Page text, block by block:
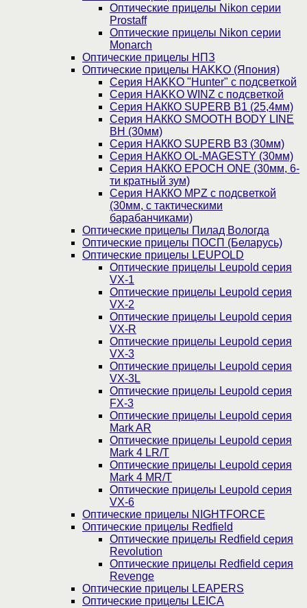
Оптические прицелы Nikon серии
Prostaff
Оптические прицелы Nikon серии
Monarch
Оптические прицелы НПЗ
Оптические прицелы HAKKO (Япония)
Cерия HAKKO "Hunter" с подсветкой
Серия НAKKO WINZ с подсветкой
Серия НАККО SUPERB B1 (25,4мм)
Серия НАККО SMOOTH BODY LINE
BH (30мм)
Серия НАККО SUPERB B3 (30мм)
Серия НАККО OL-MAGESTY (30мм)
Серия НАККО EPOCH ONE (30мм, 6-
ти кратный зум)
Серия НАККО MPZ с подсветкой
(30мм, c тактическими
барабанчиками)
Оптические прицелы Пилад Вологда
Оптические прицелы ПОСП (Беларусь)
Оптические прицелы LEUPOLD
Оптические прицелы Leupold серия
VX-1
Оптические прицелы Leupold серия
VX-2
Оптические прицелы Leupold серия
VX-R
Оптические прицелы Leupold серия
VX-3
Оптические прицелы Leupold серия
VX-3L
Оптические прицелы Leupold серия
FX-3
Оптические прицелы Leupold серия
Mark AR
Оптические прицелы Leupold серия
Mark 4 LR/T
Оптические прицелы Leupold серия
Mark 4 MR/T
Оптические прицелы Leupold серия
VX-6
Оптические прицелы NIGHTFORCE
Оптические прицелы Redfield
Оптические прицелы Redfield серия
Revolution
Оптические прицелы Redfield серия
Revenge
Оптические прицелы LEAPERS
Оптические прицелы LEICA